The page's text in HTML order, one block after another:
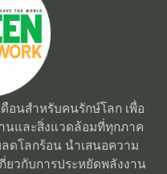
อนสำหรับคนรักษ์โลก เพื่อ
นและสิ่งแวดล้อมที่ทุกภาค
ดโลกร้อน นำเสนอความ
ยวกับการประหยัดพลังงาน